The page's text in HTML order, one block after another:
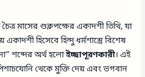
মাসের শুক্লপক্ষের একাদশী তিথি, যা
হিসেবে হিন্দু ধর্মশাস্ত্রে বিশেষ
শব্দের অর্থ হলোইচ্ছাপূরণকারী। এই
থেকে মুক্তি দেয় এবং ভগবান